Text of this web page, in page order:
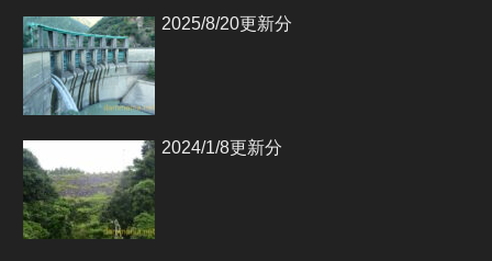
2025/8/20更新分
2024/1/8更新分